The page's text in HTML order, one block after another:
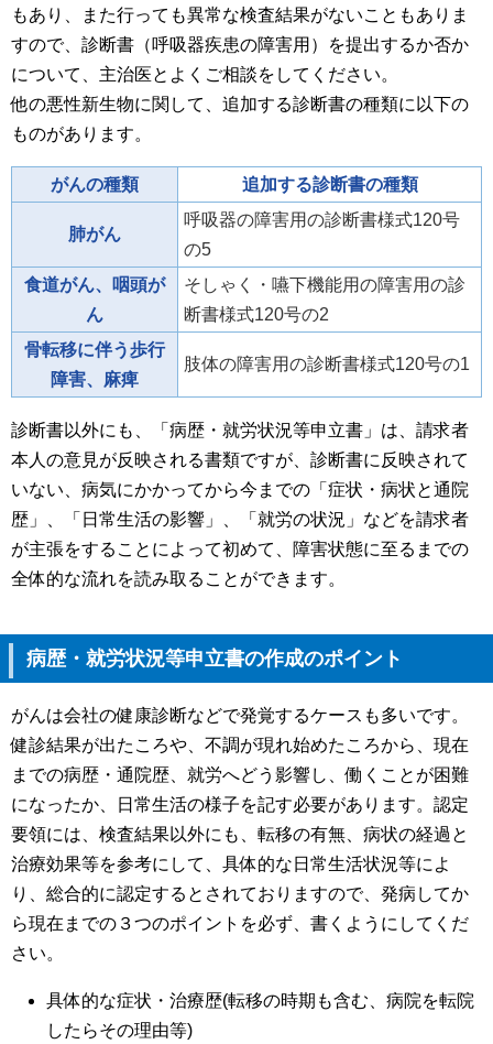
もあり、また行っても異常な検査結果がないこともありま
すので、診断書（呼吸器疾患の障害用）を提出するか否か
について、主治医とよくご相談をしてください。
他の悪性新生物に関して、追加する診断書の種類に以下の
ものがあります。
がんの種類 追加する診断書の種類
肺がん
呼吸器の障害用の診断書様式120号
の5
食道がん、咽頭が
ん
そしゃく・嚥下機能用の障害用の診
断書様式120号の2
骨転移に伴う歩行
障害、麻痺
肢体の障害用の診断書様式120号の1
診断書以外にも、「病歴・就労状況等申立書」は、請求者
本人の意見が反映される書類ですが、診断書に反映されて
いない、病気にかかってから今までの「症状・病状と通院
歴」、「日常生活の影響」、「就労の状況」などを請求者
が主張をすることによって初めて、障害状態に至るまでの
全体的な流れを読み取ることができます。
病歴・就労状況等申立書の作成のポイント
がんは会社の健康診断などで発覚するケースも多いです。
健診結果が出たころや、不調が現れ始めたころから、現在
までの病歴・通院歴、就労へどう影響し、働くことが困難
になったか、日常生活の様子を記す必要があります。認定
要領には、検査結果以外にも、転移の有無、病状の経過と
治療効果等を参考にして、具体的な日常生活状況等によ
り、総合的に認定するとされておりますので、発病してか
ら現在までの３つのポイントを必ず、書くようにしてくだ
さい。
具体的な症状・治療歴(転移の時期も含む、病院を転院
したらその理由等)